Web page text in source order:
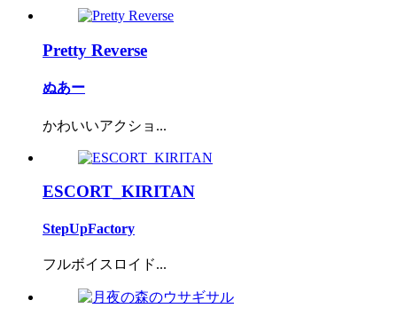
Pretty Reverse
ぬあー
かわいいアクショ...
ESCORT_KIRITAN
StepUpFactory
フルボイスロイド...